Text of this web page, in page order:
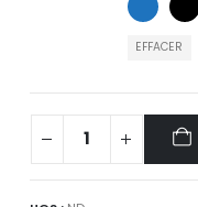
EFFACER